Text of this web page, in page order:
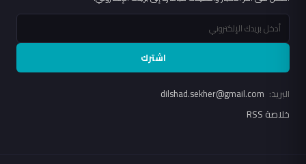
اشترك
البريد:
خلاصة RSS